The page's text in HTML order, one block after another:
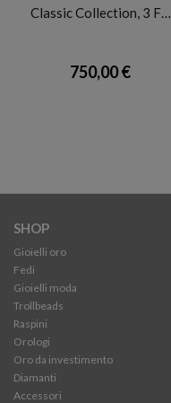
Classic Collection, 3 F…
750,00 €
SHOP
Gioielli oro
Fedi
Gioielli moda
Trollbeads
Raspini
Orologi
Oro da investimento
Diamanti
Accessori